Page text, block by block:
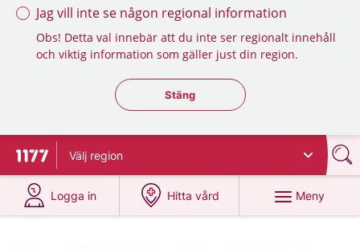
Jag vill inte se någon regional information
Obs! Detta val innebär att du inte ser regionalt innehåll
och viktig information som gäller just din region.
Stäng regionsväljaren
Stäng
Till startsidan för 1177
Välj region
Logga in
på 1177.se
Hitta vård
på 1177.se
Meny